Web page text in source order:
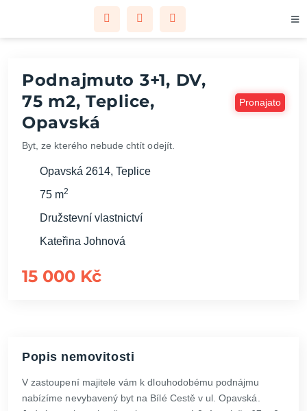
Podnajmuto 3+1, DV,
75 m2, Teplice,
Opavská
Pronajato
Byt, ze kterého nebude chtít odejít.
Opavská 2614, Teplice
75 m2
Družstevní vlastnictví
Kateřina Johnová
15 000 Kč
Popis nemovitosti
V zastoupení majitele vám k dlouhodobému podnájmu
nabízíme nevybavený byt na Bílé Cestě v ul. Opavská.